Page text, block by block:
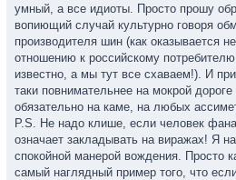
умный, а все идиоты. Просто прошу
вопиющий случай культурно говоря
производителя шин (как оказывается
отношению к российскому
известно, а мы тут все схаваем!). И
таки повнимательнее на мокрой
обязательно на каме, на любых
P.S. Не надо клише, если человек
означает закладывать на виражах! Я
спокойной манерой вождения. Просто
самый наглядный пример того, что